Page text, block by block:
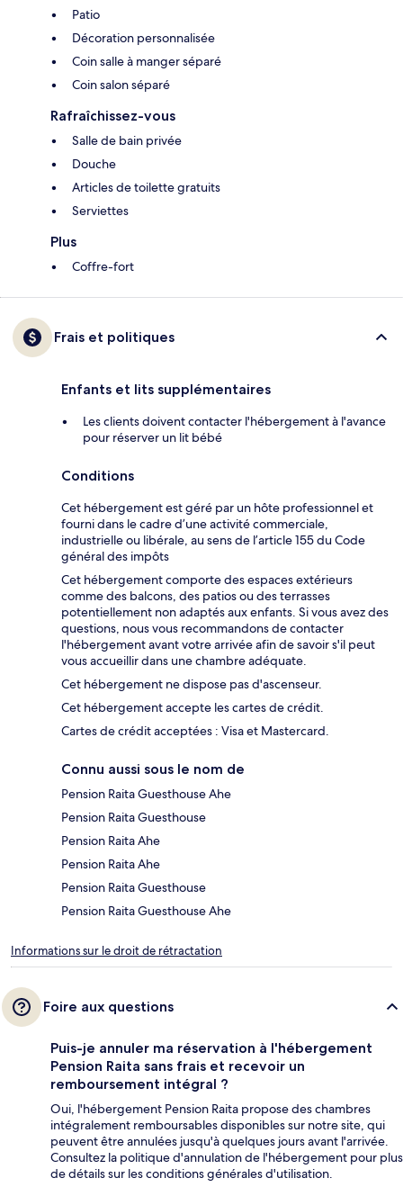
Patio
Décoration personnalisée
Coin salle à manger séparé
Coin salon séparé
Rafraîchissez-vous
Salle de bain privée
Douche
Articles de toilette gratuits
Serviettes
Plus
Coffre-fort
Frais et politiques
Enfants et lits supplémentaires
Les clients doivent contacter l'hébergement à l'avance
pour réserver un lit bébé
Conditions
Cet hébergement est géré par un hôte professionnel et
fourni dans le cadre d’une activité commerciale,
industrielle ou libérale, au sens de l’article 155 du Code
général des impôts
Cet hébergement comporte des espaces extérieurs
comme des balcons, des patios ou des terrasses
potentiellement non adaptés aux enfants. Si vous avez des
questions, nous vous recommandons de contacter
l'hébergement avant votre arrivée afin de savoir s'il peut
vous accueillir dans une chambre adéquate.
Cet hébergement ne dispose pas d'ascenseur.
Cet hébergement accepte les cartes de crédit.
Cartes de crédit acceptées : Visa et Mastercard.
Connu aussi sous le nom de
Pension Raita Guesthouse Ahe
Pension Raita Guesthouse
Pension Raita Ahe
Pension Raita Ahe
Pension Raita Guesthouse
Pension Raita Guesthouse Ahe
Informations sur le droit de rétractation
Foire aux questions
Puis-je annuler ma réservation à l'hébergement
Pension Raita sans frais et recevoir un
remboursement intégral ?
Oui, l'hébergement Pension Raita propose des chambres
intégralement remboursables disponibles sur notre site, qui
peuvent être annulées jusqu'à quelques jours avant l'arrivée.
Consultez la politique d'annulation de l'hébergement pour plus
de détails sur les conditions générales d'utilisation.